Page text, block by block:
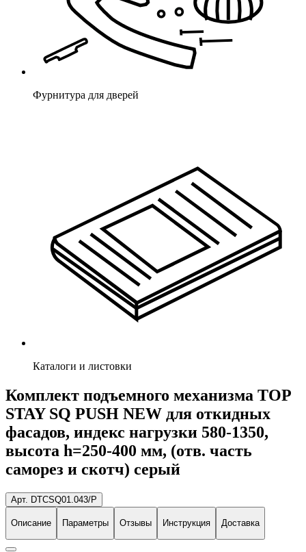
Фурнитура для дверей
Каталоги и листовки
Комплект подъемного механизма TOP
STAY SQ PUSH NEW для откидных
фасадов, индекс нагрузки 580-1350,
высота h=250-400 мм, (отв. часть
саморез и скотч) серый
Арт. DTCSQ01.043/P
Описание Параметры Отзывы Инструкция Доставка